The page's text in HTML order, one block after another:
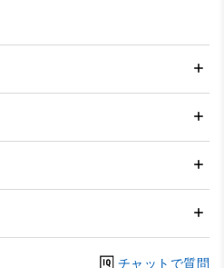
チャットで質問